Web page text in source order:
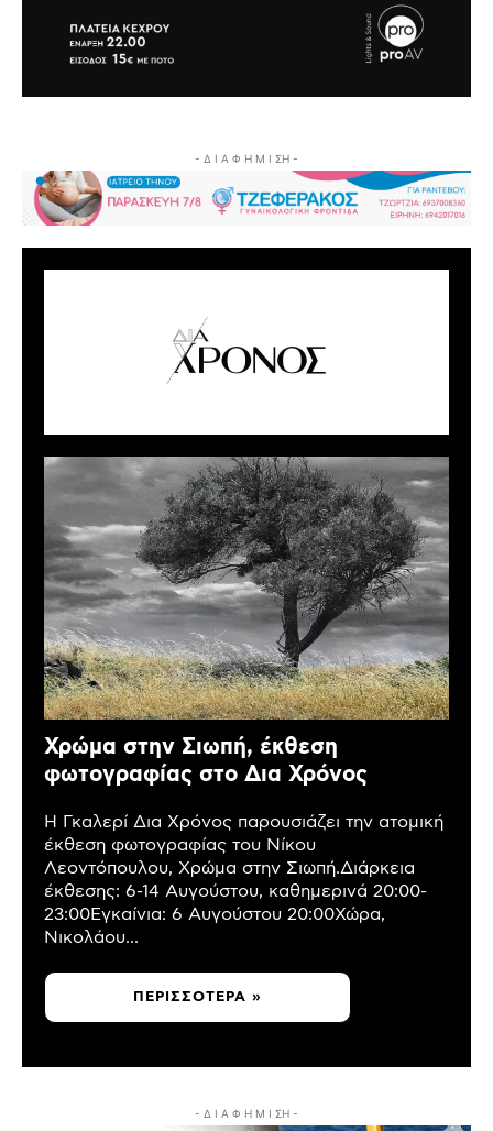
- Δ Ι Α Φ Η Μ Ι ΣΗ -
Χρώμα στην Σιωπή, έκθεση
φωτογραφίας στο Δια Χρόνος
Η Γκαλερί Δια Χρόνος παρουσιάζει την ατομική
έκθεση φωτογραφίας του Νίκου
Λεοντόπουλου, Χρώμα στην Σιωπή.Διάρκεια
έκθεσης: 6-14 Αυγούστου, καθημερινά 20:00-
23:00Εγκαίνια: 6 Αυγούστου 20:00Χώρα,
Νικολάου...
ΠΕΡΙΣΣΌΤΕΡΑ »
- Δ Ι Α Φ Η Μ Ι ΣΗ -